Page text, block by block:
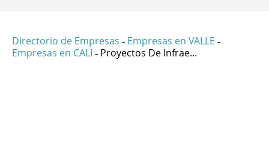
Directorio de Empresas - Empresas en VALLE -
Empresas en CALI - Proyectos De Infrae...